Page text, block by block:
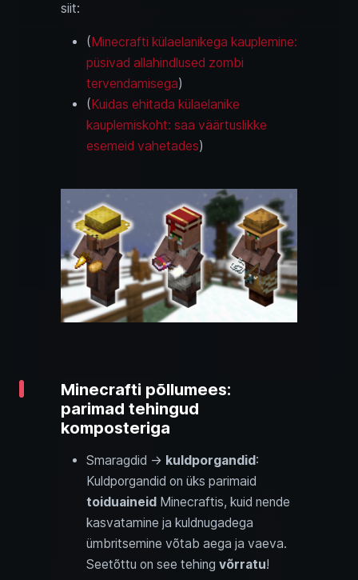
siit:
( Minecrafti külaelanikega kauplemine:
püsivad allahindlused zombi
tervendamisega)
( Kuidas ehitada külaelanike
kauplemiskoht: saa väärtuslikke
esemeid vahetades)
Minecrafti põllumees:
parimad tehingud
komposteriga
Smaragdid → kuldporgandid:
Kuldporgandid on üks parimaid
toiduaineid Minecraftis, kuid nende
kasvatamine ja kuldnugadega
ümbritsemine võtab aega ja vaeva.
Seetõttu on see tehing võrratu!